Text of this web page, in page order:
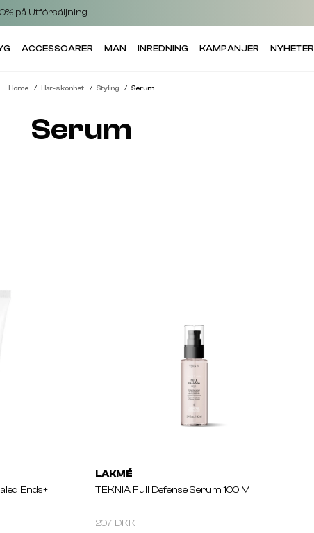
på Utförsäljning
ACCESSOARER MAN INREDNING KAMPANJER NYHETER
Home Har-skonhet Styling Serum
Serum
Ends+
LAKMÉ
TEKNIA Full Defense Serum 100 Ml
207 DKK